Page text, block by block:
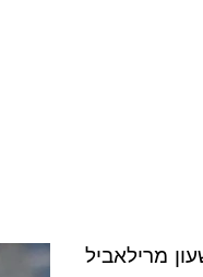
מרילאביל